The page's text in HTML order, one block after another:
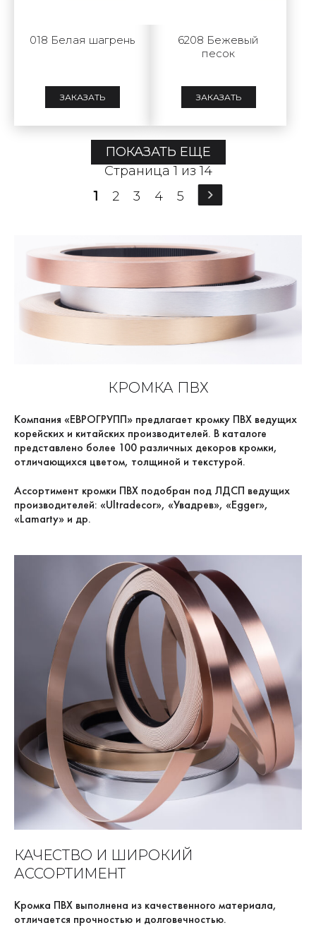
КРОМКА ПВХ
Компания «ЕВРОГРУПП» предлагает кромку ПВХ ведущих
корейских и китайских производителей. В каталоге
представлено более 100 различных декоров кромки,
отличающихся цветом, толщиной и текстурой.
Ассортимент кромки ПВХ подобран под ЛДСП ведущих
производителей: «Ultradecor», «Увадрев», «Egger»,
«Lamarty» и др.
КАЧЕСТВО И ШИРОКИЙ
АССОРТИМЕНТ
Кромка ПВХ выполнена из качественного материала,
отличается прочностью и долговечностью.
018 Белая шагрень
ЗАКАЗАТЬ
6208 Бежевый
песок
ЗАКАЗАТЬ
ПОКАЗАТЬ ЕЩЕ
Страница 1 из 14
1
2 3 4 5